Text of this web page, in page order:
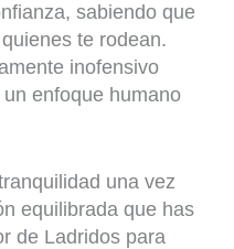
sabiendo que
te rodean.
inofensivo
enfoque humano
una vez
equilibrada que has
de Ladridos para